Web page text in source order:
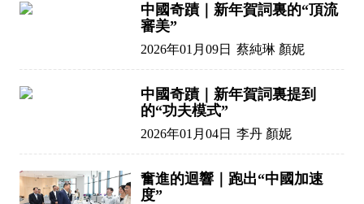
中國奇蹟｜新年賀詞裏的“頂流
審美”
2026年01月09日 蔡純琳 顏妮
中國奇蹟｜新年賀詞裏提到
的“功夫模式”
2026年01月04日 李丹 顏妮
奮進的迴響｜跑出“中國加速
度”